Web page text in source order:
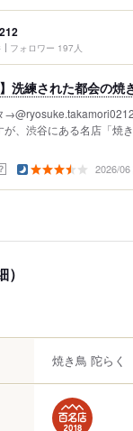
フォロワー 197人
】洗練された都会の
が、渋谷にある名店「焼
2026/06
焼き鳥 陀らく